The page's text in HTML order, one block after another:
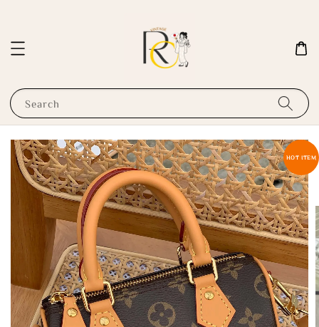
Search
HOT ITEM